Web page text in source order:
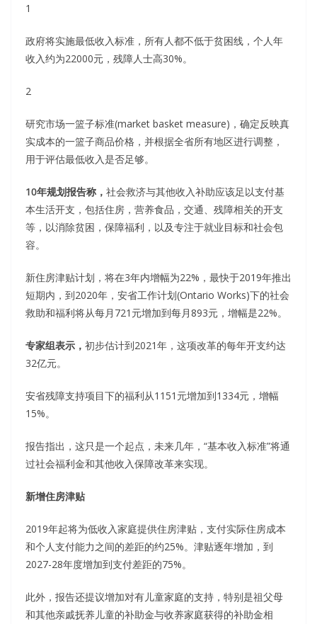
1
政府将实施最低收入标准，所有人都不低于贫困线，个人年
收入约为22000元，残障人士高30%。
2
研究市场一篮子标准(market basket measure)，确定反映真
实成本的一篮子商品价格，并根据全省所有地区进行调整，
用于评估最低收入是否足够。
10年规划报告称， 社会救济与其他收入补助应该足以支付基
本生活开支，包括住房，营养食品，交通、残障相关的开支
等，以消除贫困，保障福利，以及专注于就业目标和社会包
容。
新住房津贴计划，将在3年内增幅为22%，最快于2019年推出
短期内，到2020年，安省工作计划(Ontario Works)下的社会
救助和福利将从每月721元增加到每月893元，增幅是22%。
专家组表示， 初步估计到2021年，这项改革的每年开支约达
32亿元。
安省残障支持项目下的福利从1151元增加到1334元，增幅
15%。
报告指出，这只是一个起点，未来几年，“基本收入标准”将通
过社会福利金和其他收入保障改革来实现。
新增住房津贴
2019年起将为低收入家庭提供住房津贴，支付实际住房成本
和个人支付能力之间的差距的约25%。津贴逐年增加，到
2027-28年度增加到支付差距的75%。
此外，报告还提议增加对有儿童家庭的支持，特别是祖父母
和其他亲戚抚养儿童的补助金与收养家庭获得的补助金相